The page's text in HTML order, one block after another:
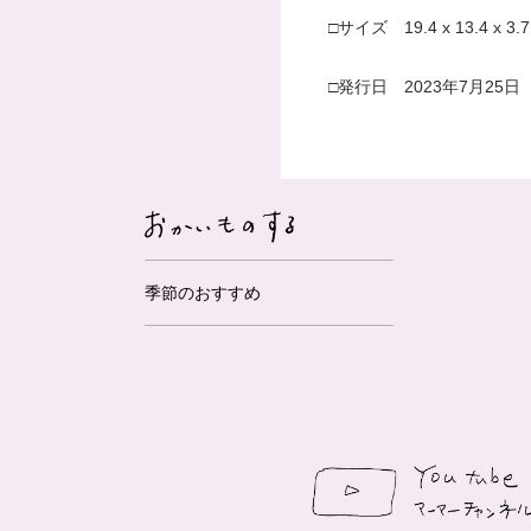
□サイズ 19.4 x 13.4 x
□発行日 2023年7月25日
季節のおすすめ